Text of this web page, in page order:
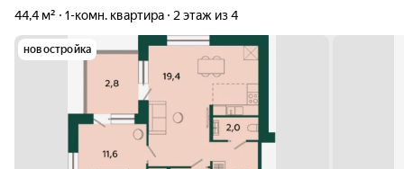
44,4 м²
1-комн. квартира 2 этаж из 4
новостройка